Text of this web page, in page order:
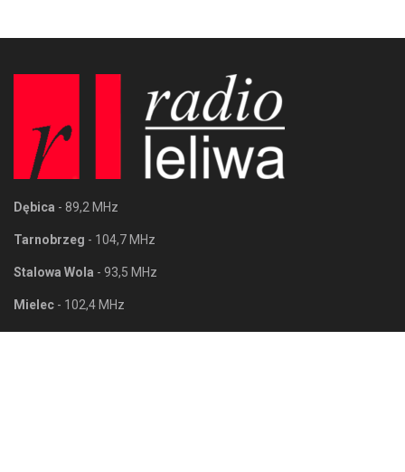
Dębica - 89,2 MHz
Tarnobrzeg - 104,7 MHz
Stalowa Wola - 93,5 MHz
Mielec - 102,4 MHz